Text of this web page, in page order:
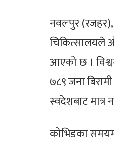
नवलपुर
चिकित्सालयले
आएको छ ।
७८९ जना
स्वदेशबाट
कोभिडका